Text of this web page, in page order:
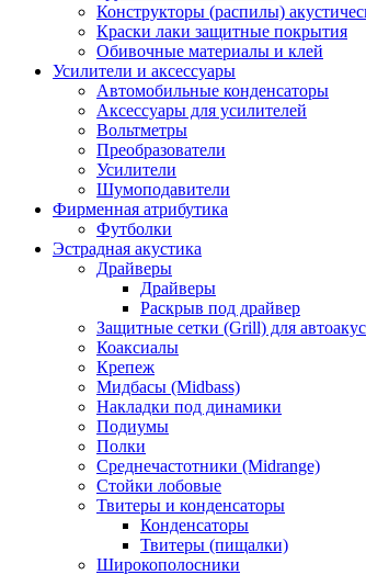
Конструкторы (распилы)
Краски лаки защитные покрытия
Обивочные материалы и клей
Усилители и аксессуары
Автомобильные конденсаторы
Аксессуары для усилителей
Вольтметры
Преобразователи
Усилители
Шумоподавители
Фирменная атрибутика
Футболки
Эстрадная акустика
Драйверы
Драйверы
Раскрыв под драйвер
Защитные сетки (Grill) для
Коаксиалы
Крепеж
Мидбасы (Midbass)
Накладки под динамики
Подиумы
Полки
Среднечастотники (Midrange)
Стойки лобовые
Твитеры и конденсаторы
Конденсаторы
Твитеры (пищалки)
Широкополосники